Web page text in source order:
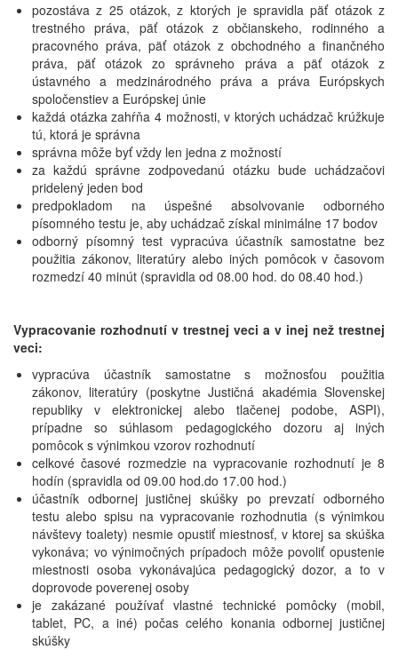
pozostáva z 25 otázok, z ktorých je spravidla päť otázok z
trestného práva, päť otázok z občianskeho, rodinného a
pracovného práva, päť otázok z obchodného a finančného
práva, päť otázok zo správneho práva a päť otázok z
ústavného a medzinárodného práva a práva Európskych
spoločenstiev a Európskej únie
každá otázka zahŕňa 4 možnosti, v ktorých uchádzač krúžkuje
tú, ktorá je správna
správna môže byť vždy len jedna z možností
za každú správne zodpovedanú otázku bude uchádzačovi
pridelený jeden bod
predpokladom na úspešné absolvovanie odborného
písomného testu je, aby uchádzač získal minimálne 17 bodov
odborný písomný test vypracúva účastník samostatne bez
použitia zákonov, literatúry alebo iných pomôcok v časovom
rozmedzí 40 minút (spravidla od 08.00 hod. do 08.40 hod.)
Vypracovanie rozhodnutí v trestnej veci a v inej než trestnej
veci:
vypracúva účastník samostatne s možnosťou použitia
zákonov, literatúry (poskytne Justičná akadémia Slovenskej
republiky v elektronickej alebo tlačenej podobe, ASPI),
prípadne so súhlasom pedagogického dozoru aj iných
pomôcok s výnimkou vzorov rozhodnutí
celkové časové rozmedzie na vypracovanie rozhodnutí je 8
hodín (spravidla od 09.00 hod.do 17.00 hod.)
účastník odbornej justičnej skúšky po prevzatí odborného
testu alebo spisu na vypracovanie rozhodnutia (s výnimkou
návštevy toalety) nesmie opustiť miestnosť, v ktorej sa skúška
vykonáva; vo výnimočných prípadoch môže povoliť opustenie
miestnosti osoba vykonávajúca pedagogický dozor, a to v
doprovode poverenej osoby
je zakázané používať vlastné technické pomôcky (mobil,
tablet, PC, a iné) počas celého konania odbornej justičnej
skúšky